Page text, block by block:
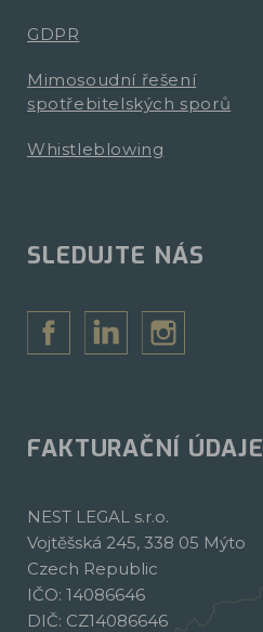
GDPR
Mimosoudní řešení
spotřebitelských sporů
Whistleblowing
SLEDUJTE NÁS
FAKTURAČNÍ ÚDAJE
NEST LEGAL s.r.o.
Vojtěšská 245, 338 05 Mýto
Czech Republic
IČO: 14086646
DIČ: CZ14086646